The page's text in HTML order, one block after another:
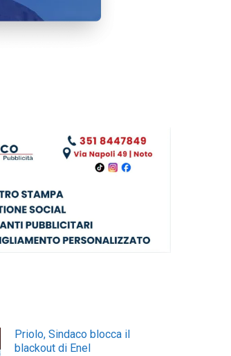
Priolo, Sindaco blocca il
blackout di Enel